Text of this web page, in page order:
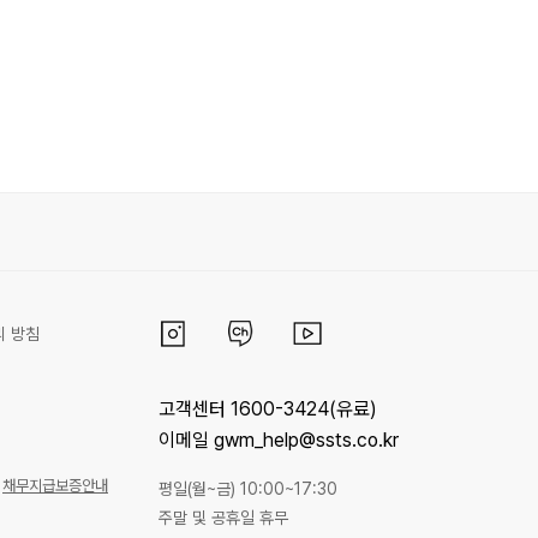
방침
채무지급보증안내
고객센터 1600-3424(유료)
이메일 gwm_help@ssts.co.kr
평일(월~금) 10:00~17:30
주말 및 공휴일 휴무